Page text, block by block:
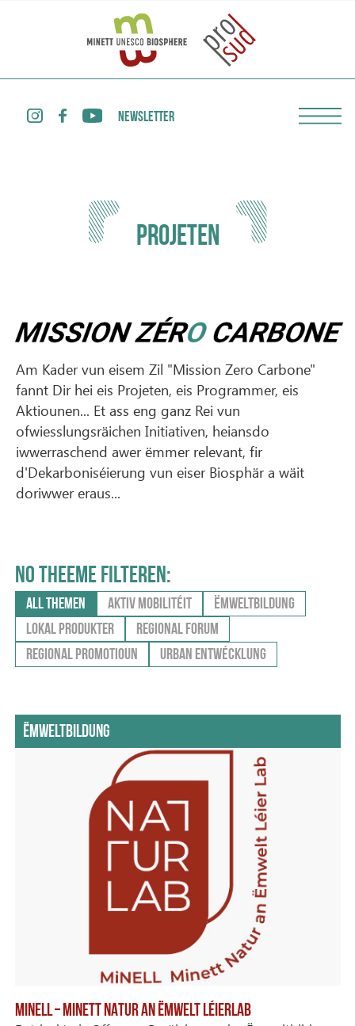
NEWSLETTER
PROJETEN
Am Kader vun eisem Zil "Mission Zero Carbone"
fannt Dir hei eis Projeten, eis Programmer, eis
Aktiounen... Et ass eng ganz Rei vun
ofwiesslungsräichen Initiativen, heiansdo
iwwerraschend awer ëmmer relevant, fir
d'Dekarboniséierung vun eiser Biosphär a wäit
doriwwer eraus...
NO THEEME FILTEREN:
ALL THEMEN AKTIV MOBILITÉIT
ËMWELTBILDUNG
LOKAL PRODUKTER
REGIONAL FORUM
REGIONAL PROMOTIOUN
URBAN ENTWÉCKLUNG
ËMWELTBILDUNG
MINELL – MINETT NATUR AN ËMWELT LÉIERLAB